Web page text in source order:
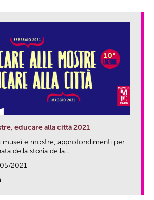
educare alla città 2021
musei e mostre, approfondimenti per
della storia della...
2021